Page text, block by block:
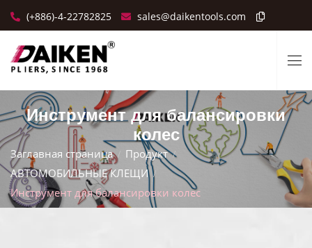
(+886)-4-22782825 sales@daikentools.com
Инструмент для балансировки
колес
Заглавная страница
Продукт
АВТОМОБИЛЬНЫЕ КЛЕЩИ
Инструмент для балансировки колес